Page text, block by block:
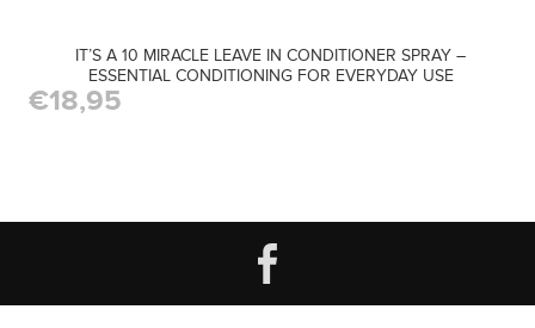
IT’S A 10 MIRACLE LEAVE IN CONDITIONER SPRAY –
ESSENTIAL CONDITIONING FOR EVERYDAY USE
€18,95